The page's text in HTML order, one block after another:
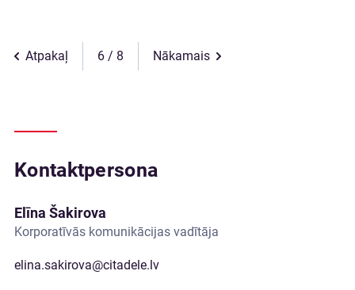
Atpakaļ 6 Nākamais
Kontaktpersona
Elīna Šakirova
Korporatīvās komunikācijas vadītāja
elina.sakirova@citadele.lv